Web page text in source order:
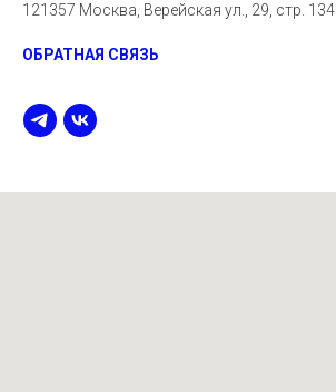
121357 Москва, Верейская ул., 29, стр. 134
ОБРАТНАЯ СВЯЗЬ